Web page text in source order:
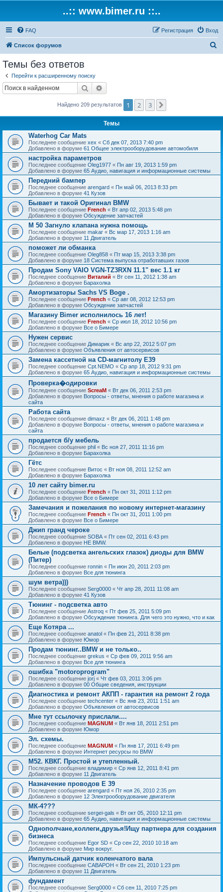
..:: www.bimer.ru ::..
FAQ Вход
Регистрация
Список форумов
Темы без ответов
Перейти к расширенному поиску
Поиск
Найдено 209 результатов 1 2 3
Темы
Waterhog Car Mats
Последнее сообщение xex « Сб дек 07, 2013 7:40 pm
Добавлено в форуме 61 Общее электрооборудование автомобиля
настройка параметров
Последнее сообщение Oleg1977 « Пн авг 19, 2013 1:59 pm
Добавлено в форуме 65 Аудио, навигация и информационные системы
Передний бампер
Последнее сообщение arengard « Пн май 06, 2013 8:33 pm
Добавлено в форуме 41 Кузов
Бывает и такой Оригинал BMW
Последнее сообщение French « Вт апр 02, 2013 5:48 pm
Добавлено в форуме Обсуждение запчастей
M 50 Загнуло клапана нужна помощь
Последнее сообщение makar « Вс мар 17, 2013 1:16 am
Добавлено в форуме 11 Двигатель
поможет ли обманка
Последнее сообщение Oleg858 « Пт мар 15, 2013 3:38 pm
Добавлено в форуме 18 Система выпуска отработавших газов
Продам Sony VAIO VGN-TZ3RXN 11.1" вес 1.1 кг
Последнее сообщение Виталий « Вт сен 11, 2012 1:38 am
Добавлено в форуме Барахолка
Амортизаторы Sachs VS Boge .
Последнее сообщение French « Ср авг 08, 2012 12:53 pm
Добавлено в форуме Обсуждение запчастей
Магазину Bimer исполнилось 16 лет!
Последнее сообщение French « Ср июл 18, 2012 10:56 pm
Добавлено в форуме Все о Бимере
Нужен сервис
Последнее сообщение Димарик « Вс апр 22, 2012 5:07 pm
Добавлено в форуме Объявления от автосервисов
Замена кассетной на СD-магнитолу Е39
Последнее сообщение Cpt.NEMO « Ср апр 18, 2012 9:31 pm
Добавлено в форуме 65 Аудио, навигация и информационные системы
Проверка�одировки
Последнее сообщение ScreaM « Вт дек 06, 2011 2:53 pm
Добавлено в форуме Вопросы - ответы, мнения о работе магазина и
сайта
Работа сайта
Последнее сообщение dimaxz « Вт дек 06, 2011 1:48 pm
Добавлено в форуме Вопросы - ответы, мнения о работе магазина и
сайта
продается б/у мебель
Последнее сообщение phil « Вс ноя 27, 2011 11:16 pm
Добавлено в форуме Барахолка
Гётс
Последнее сообщение Витос « Вт ноя 08, 2011 12:52 am
Добавлено в форуме Барахолка
10 лет сайту bimer.ru
Последнее сообщение French « Пн окт 31, 2011 1:12 pm
Добавлено в форуме Все о Бимере
Замечания и пожелания по новому интернет-магазину
Последнее сообщение French « Пн окт 31, 2011 1:00 pm
Добавлено в форуме Все о Бимере
Джип гранд чероке
Последнее сообщение SOBA « Пт сен 02, 2011 6:43 pm
Добавлено в форуме НЕ BMW.
Белые (подсветка ангельских глазок) диоды для BMW
(Питер)
Последнее сообщение ronnin « Пн июн 20, 2011 2:03 pm
Добавлено в форуме Все для тюнинга
шум ветра)))
Последнее сообщение Serg0000 « Чт апр 28, 2011 11:08 am
Добавлено в форуме 41 Кузов
Тюнинг - подсветка авто
Последнее сообщение Astroq « Пт фев 25, 2011 5:09 pm
Добавлено в форуме Обсуждение тюнинга. Для чего это нужно, что и как
Еще Котяра ...
Последнее сообщение anatol « Пн фев 21, 2011 8:38 pm
Добавлено в форуме Юмор
Продам тюнинг..BMW и не только..
Последнее сообщение grekus « Ср фев 09, 2011 9:56 am
Добавлено в форуме Все для тюнинга
ошибка "motoroprogram"
Последнее сообщение jorj « Чт фев 03, 2011 3:06 pm
Добавлено в форуме 00 Общие сведения, инструкции
Диагностика и ремонт АКПП - гарантия на ремонт 2 года
Последнее сообщение techcenter « Вс янв 23, 2011 1:51 am
Добавлено в форуме Объявления от автосервисов
Мне тут ссылочку прислали....
Последнее сообщение MAGNUM « Вт янв 18, 2011 2:51 pm
Добавлено в форуме Юмор
Эл. схемы.
Последнее сообщение MAGNUM « Пн янв 17, 2011 6:49 pm
Добавлено в форуме Интернет ресурсы по BMW
М52. КВКГ. Простой и утепленный.
Последнее сообщение владимир « Ср янв 12, 2011 8:41 pm
Добавлено в форуме 11 Двигатель
Назначение проводов Е 39
Последнее сообщение arengard « Пт ноя 26, 2010 2:35 pm
Добавлено в форуме 12 Электрооборудование двигателя
МК-4???
Последнее сообщение sergei-gals « Вт окт 05, 2010 12:11 pm
Добавлено в форуме 65 Аудио, навигация и информационные системы
Однополчане,коллеги,друзья!Ищу партнера для создания
бизнеса
Последнее сообщение Egor SD « Ср сен 22, 2010 10:18 am
Добавлено в форуме Мир вокруг.
Импульсный датчик коленчатого вала
Последнее сообщение CABAPOH « Вт сен 21, 2010 1:23 pm
Добавлено в форуме 11 Двигатель
фундамент
Последнее сообщение Serg0000 « Сб сен 11, 2010 7:25 pm